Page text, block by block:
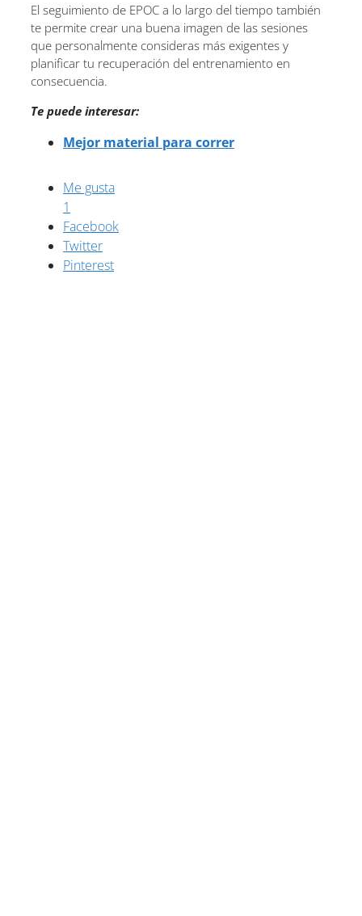
El seguimiento de EPOC a lo largo del tiempo también
te permite crear una buena imagen de las sesiones
que personalmente consideras más exigentes y
planificar tu recuperación del entrenamiento en
consecuencia.
Te puede interesar:
Mejor material para correr
Me gusta
1
Facebook
Twitter
Pinterest